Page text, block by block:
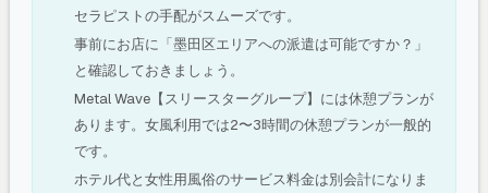
セラピストの手配がスムーズです。
事前にお店に「墨田区エリアへの派遣は可能ですか？」
と確認しておきましょう。
Metal Wave【スリースターグループ】には休憩プランが
あります。女風利用では2〜3時間の休憩プランが一般的
です。
ホテル代と女性用風俗のサービス料金は別会計になりま